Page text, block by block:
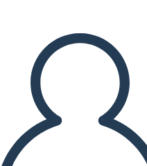
READ TO ME